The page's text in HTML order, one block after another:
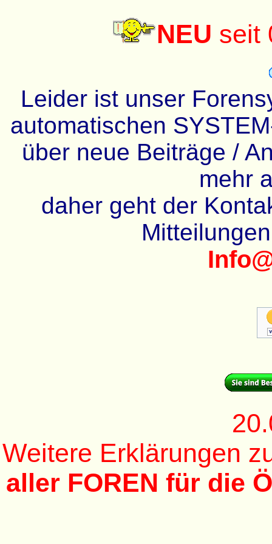
NEU seit
Leider ist unser
automatischen
über neue Beiträge /
mehr
daher geht der
Weitere Erklärungen
aller FOREN für die